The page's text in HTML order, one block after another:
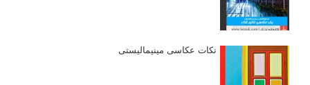
نکات عکاسی مینیمالیستی